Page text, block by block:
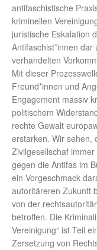
antifaschistische
kriminellen
juristische Eskalation
Antifaschist*innen dar
verhandelten
Mit dieser
Freund*innen und
Engagement massiv
politischem
rechte Gewalt
erstarken. Wir sehen,
Zivilgesellschaf
gegen die Antifas im
ein Vorgeschmack
autoritäreren Zukunft
von der
betroffen. Die
Vereinigung“ ist Teil
Zersetzung von